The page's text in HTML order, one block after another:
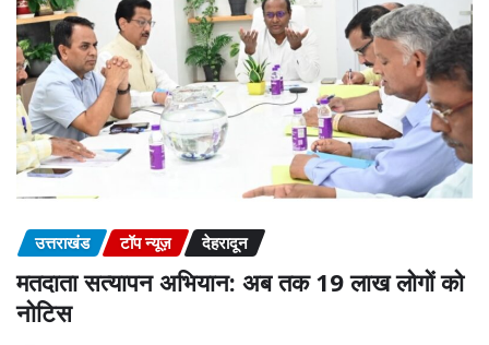
उत्तराखंड टॉप न्यूज़ देहरादून
मतदाता सत्यापन अभियान: अब तक 19 लाख लोगों को
नोटिस